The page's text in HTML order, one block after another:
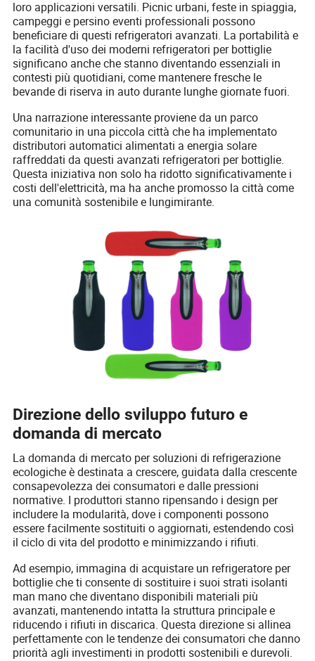
loro applicazioni versatili. Picnic urbani, feste in spiaggia,
campeggi e persino eventi professionali possono
beneficiare di questi refrigeratori avanzati. La portabilità e
la facilità d'uso dei moderni refrigeratori per bottiglie
significano anche che stanno diventando essenziali in
contesti più quotidiani, come mantenere fresche le
bevande di riserva in auto durante lunghe giornate fuori.
Una narrazione interessante proviene da un parco
comunitario in una piccola città che ha implementato
distributori automatici alimentati a energia solare
raffreddati da questi avanzati refrigeratori per bottiglie.
Questa iniziativa non solo ha ridotto significativamente i
costi dell'elettricità, ma ha anche promosso la città come
una comunità sostenibile e lungimirante.
Direzione dello sviluppo futuro e
domanda di mercato
La domanda di mercato per soluzioni di refrigerazione
ecologiche è destinata a crescere, guidata dalla crescente
consapevolezza dei consumatori e dalle pressioni
normative. I produttori stanno ripensando i design per
includere la modularità, dove i componenti possono
essere facilmente sostituiti o aggiornati, estendendo così
il ciclo di vita del prodotto e minimizzando i rifiuti.
Ad esempio, immagina di acquistare un refrigeratore per
bottiglie che ti consente di sostituire i suoi strati isolanti
man mano che diventano disponibili materiali più
avanzati, mantenendo intatta la struttura principale e
riducendo i rifiuti in discarica. Questa direzione si allinea
perfettamente con le tendenze dei consumatori che danno
priorità agli investimenti in prodotti sostenibili e durevoli.